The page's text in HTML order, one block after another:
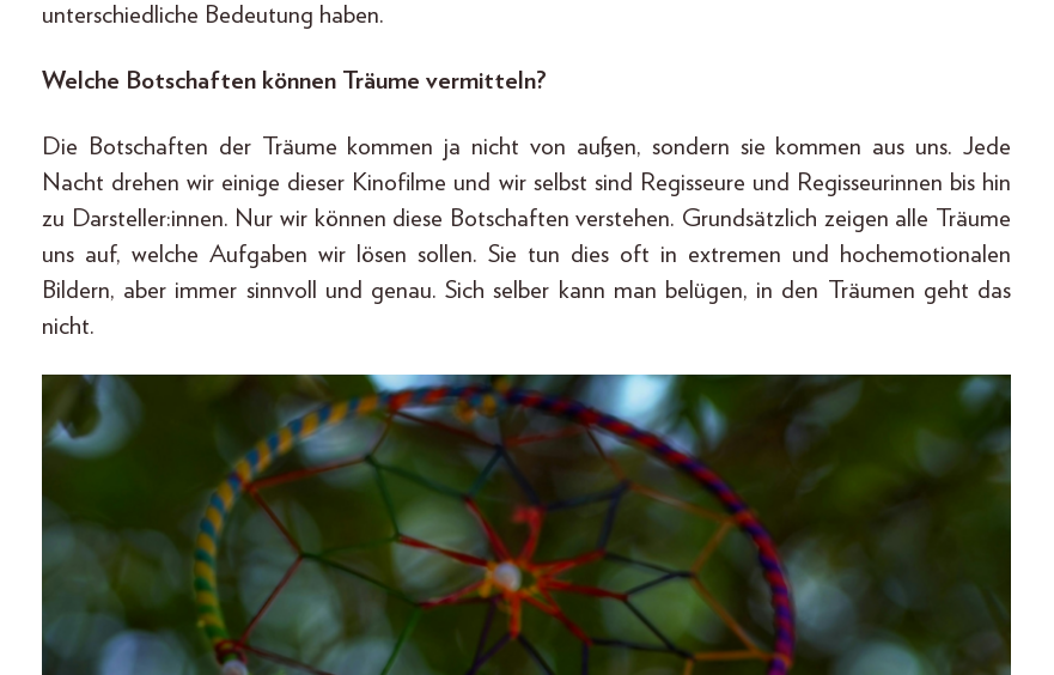
unterschiedliche Bedeutung haben.
Welche Botschaften können Träume vermitteln?
Die Botschaften der Träume kommen ja nicht von außen, sondern sie kommen aus uns. Jede
Nacht drehen wir einige dieser Kinofilme und wir selbst sind Regisseure und Regisseurinnen bis hin
zu Darsteller:innen. Nur wir können diese Botschaften verstehen. Grundsätzlich zeigen alle Träume
uns auf, welche Aufgaben wir lösen sollen. Sie tun dies oft in extremen und hochemotionalen
Bildern, aber immer sinnvoll und genau. Sich selber kann man belügen, in den Träumen geht das
nicht.